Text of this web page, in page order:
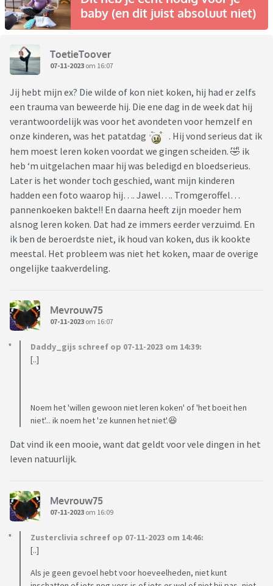
baby (en dit juist absoluut niet)
ToetieToover
07-11-2023 om 16:07
Jij hebt mijn ex? Die wilde of kon niet koken, hij had er zelfs
een trauma van beweerde hij. Die ene dag in de week dat hij
verantwoordelijk was voor het avondeten voor hemzelf en
onze kinderen, was het patatdag
. Hij vond serieus dat ik
hem moest leren koken voordat we gingen scheiden. 🤣 ik
heb ‘m uitgelachen maar hij was beledigd en bloedserieus.
Later is het wonder toch geschied, want mijn kinderen
hadden een foto waarop hij…. Jawel…. Tromgeroffel…
pannenkoeken bakte!! En daarna heeft zijn moeder hem
alsnog leren koken. Dat had ze immers eerder verzuimd. En
ik ben de beroerdste niet, ik houd van koken, dus ik kookte
meestal. Het probleem was niet het koken, maar de overige
ongelijke taakverdeling.
Mevrouw75
07-11-2023 om 16:07
Daddy_gijs schreef op 07-11-2023 om 14:39:
[..]
Noem het 'willen gewoon niet leren koken' of 'het boeit hen
niet'... ik noem het 'ze kunnen het niet'.😆
Dat vind ik een mooie, want dat geldt voor vele dingen in het
leven natuurlijk.
Mevrouw75
07-11-2023 om 16:09
Zusterclivia schreef op 07-11-2023 om 14:46:
[..]
Als je geen gevoel hebt voor hoeveelheden, niet kunt